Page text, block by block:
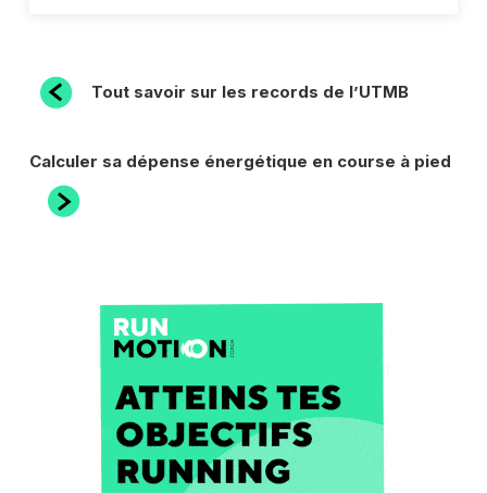
NAVIGATION
L’ARTICLE
Article
précédent
Tout savoir sur les records de l’UTMB
Article
suivant
Calculer sa dépense énergétique en course à pied